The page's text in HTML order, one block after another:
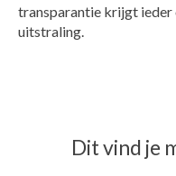
transparantie krijgt ieder
uitstraling.
Dit vind je